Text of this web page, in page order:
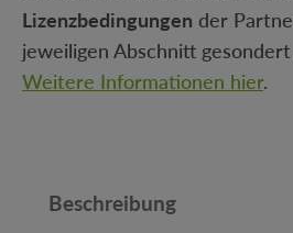
Lizenzbedingungen der
jeweiligen Abschnitt
Weitere Informationen hier.
Beschreibung